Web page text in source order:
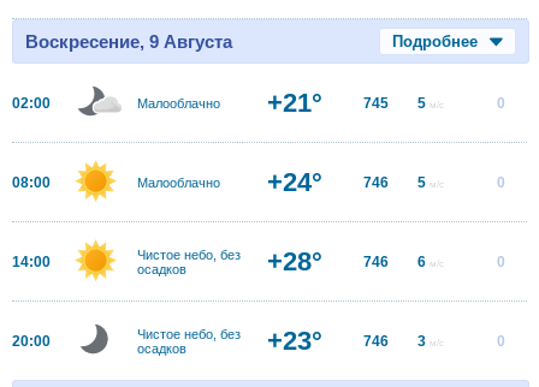
Воскресение, 9 Августа Подробнее
02:00 Малооблачно +21° 745 5 м/с 0
08:00 Малооблачно +24° 746 5 м/с 0
14:00
Чистое небо, без
осадков
+28° 746 6 м/с 0
20:00
Чистое небо, без
осадков
+23° 746 3 м/с 0